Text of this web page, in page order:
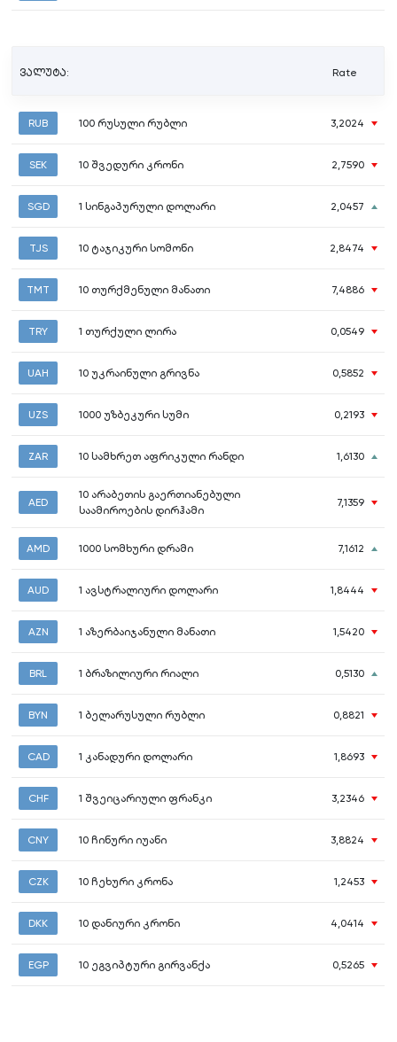
ვალუტა: Rate
RUB 100 რუსული რუბლი 3,2024
SEK 10 შვედური კრონი 2,7590
SGD 1 სინგაპურული დოლარი 2,0457
TJS 10 ტაჯიკური სომონი 2,8474
TMT 10 თურქმენული მანათი 7,4886
TRY 1 თურქული ლირა 0,0549
UAH 10 უკრაინული გრივნა 0,5852
UZS 1000 უზბეკური სუმი 0,2193
ZAR 10 სამხრეთ აფრიკული რანდი 1,6130
AED
10 არაბეთის გაერთიანებული
საამიროების დირჰამი
7,1359
AMD 1000 სომხური დრამი 7,1612
AUD 1 ავსტრალიური დოლარი 1,8444
AZN 1 აზერბაიჯანული მანათი 1,5420
BRL 1 ბრაზილიური რიალი 0,5130
BYN 1 ბელარუსული რუბლი 0,8821
CAD 1 კანადური დოლარი 1,8693
CHF 1 შვეიცარიული ფრანკი 3,2346
CNY 10 ჩინური იუანი 3,8824
CZK 10 ჩეხური კრონა 1,2453
DKK 10 დანიური კრონი 4,0414
EGP 10 ეგვიპტური გირვანქა 0,5265